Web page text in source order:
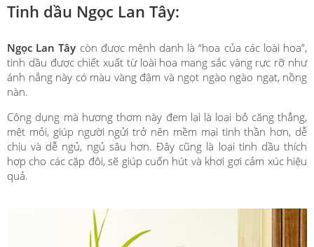
Tinh dầu Ngọc Lan Tây:
Ngọc Lan Tây còn được mệnh danh là “hoa của các loài hoa”,
tinh dầu được chiết xuất từ loài hoa mang sắc vàng rực rỡ như
ánh nắng này có màu vàng đậm và ngọt ngào ngào ngạt, nồng
nàn.
Công dụng mà hương thơm này đem lại là loại bỏ căng thẳng,
mệt mỏi, giúp người ngửi trở nên mềm mại tinh thần hơn, dễ
chịu và dễ ngủ, ngủ sâu hơn. Đây cũng là loại tinh dầu thích
hợp cho các cặp đôi, sẽ giúp cuốn hút và khơi gợi cảm xúc hiệu
quả.